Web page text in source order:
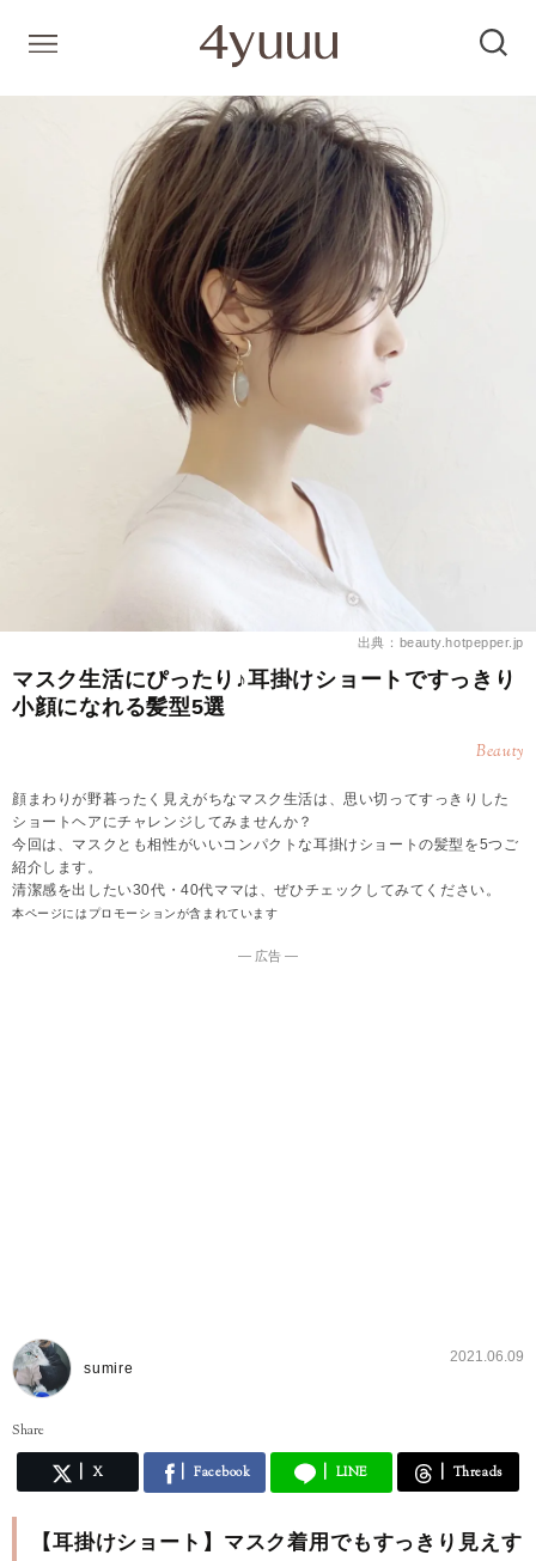
出典：beauty.hotpepper.jp
マスク生活にぴったり♪耳掛けショートですっきり
小顔になれる髪型5選
Beauty
顔まわりが野暮ったく見えがちなマスク生活は、思い切ってすっきりした
ショートヘアにチャレンジしてみませんか？
今回は、マスクとも相性がいいコンパクトな耳掛けショートの髪型を5つご
紹介します。
清潔感を出したい30代・40代ママは、ぜひチェックしてみてください。
本ページにはプロモーションが含まれています
― 広告 ―
sumire
2021.06.09
Share
X Facebook LINE Threads
【耳掛けショート】マスク着用でもすっきり見えす